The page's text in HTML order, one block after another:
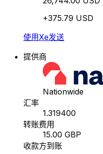
+375.79 USD
使用Xe发送
提供商
Nationwide
汇率
1.319400
转账费用
15.00 GBP
收款方到账